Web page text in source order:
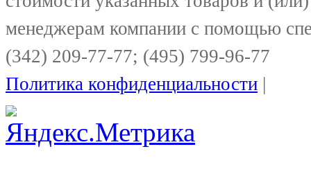
менеджерам компании с помощью
(342) 209-77-77; (495) 799-96-77
Политика конфиденциальности |